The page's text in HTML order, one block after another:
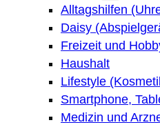
Alltagshilfen
Daisy
Freizeit und
Haushalt
Lifestyle
Smartphone,
Medizin und